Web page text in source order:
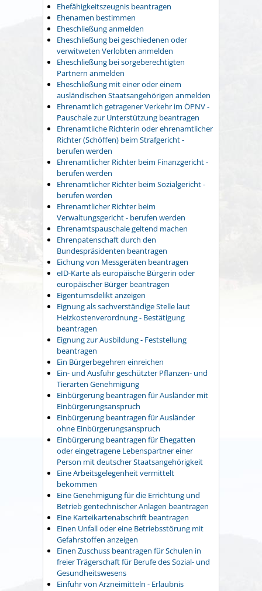
Ehefähigkeitszeugnis beantragen
Ehenamen bestimmen
Eheschließung anmelden
Eheschließung bei geschiedenen oder
verwitweten Verlobten anmelden
Eheschließung bei sorgeberechtigten
Partnern anmelden
Eheschließung mit einer oder einem
ausländischen Staatsangehörigen anmelden
Ehrenamtlich getragener Verkehr im ÖPNV -
Pauschale zur Unterstützung beantragen
Ehrenamtliche Richterin oder ehrenamtlicher
Richter (Schöffen) beim Strafgericht -
berufen werden
Ehrenamtlicher Richter beim Finanzgericht -
berufen werden
Ehrenamtlicher Richter beim Sozialgericht -
berufen werden
Ehrenamtlicher Richter beim
Verwaltungsgericht - berufen werden
Ehrenamtspauschale geltend machen
Ehrenpatenschaft durch den
Bundespräsidenten beantragen
Eichung von Messgeräten beantragen
eID-Karte als europäische Bürgerin oder
europäischer Bürger beantragen
Eigentumsdelikt anzeigen
Eignung als sachverständige Stelle laut
Heizkostenverordnung - Bestätigung
beantragen
Eignung zur Ausbildung - Feststellung
beantragen
Ein Bürgerbegehren einreichen
Ein- und Ausfuhr geschützter Pflanzen- und
Tierarten Genehmigung
Einbürgerung beantragen für Ausländer mit
Einbürgerungsanspruch
Einbürgerung beantragen für Ausländer
ohne Einbürgerungsanspruch
Einbürgerung beantragen für Ehegatten
oder eingetragene Lebenspartner einer
Person mit deutscher Staatsangehörigkeit
Eine Arbeitsgelegenheit vermittelt
bekommen
Eine Genehmigung für die Errichtung und
Betrieb gentechnischer Anlagen beantragen
Eine Karteikartenabschrift beantragen
Einen Unfall oder eine Betriebsstörung mit
Gefahrstoffen anzeigen
Einen Zuschuss beantragen für Schulen in
freier Trägerschaft für Berufe des Sozial- und
Gesundheitswesens
Einfuhr von Arzneimitteln - Erlaubnis